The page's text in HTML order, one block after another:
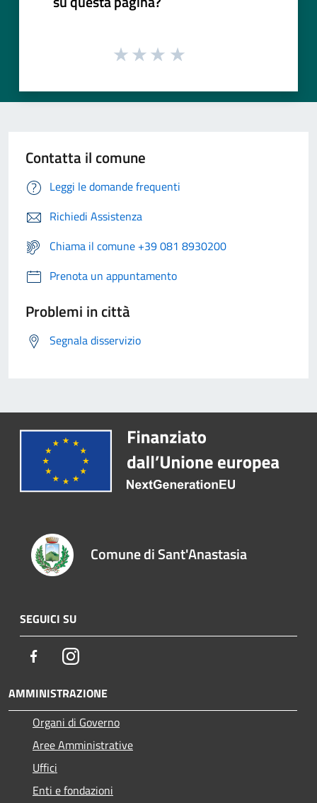
Contatta il comune
Leggi le domande frequenti
Richiedi Assistenza
Chiama il comune +39 081 8930200
Prenota un appuntamento
Problemi in città
Segnala disservizio
Comune di Sant'Anastasia
SEGUICI SU
FacebookInstagram
AMMINISTRAZIONE
Organi di Governo
Aree Amministrative
Uffici
Enti e fondazioni